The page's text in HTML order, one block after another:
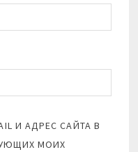
И АДРЕС САЙТА В
МОИХ